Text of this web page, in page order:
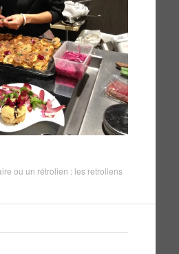
ou un rétrolien : les retroliens